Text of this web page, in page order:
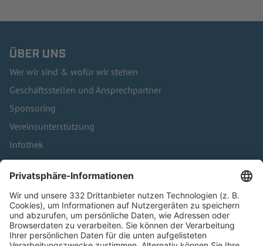
ÜBER UNS
Wer wir sind & wofür wir stehen
Geschäftsstellen und Ansprechpartner
Sponsoring
Vereinsunterstützung
Infothek
Kontakt
HÄUFIG BESUCHTE SEITEN
Pässe und Vereinswechsel
Trainerausbildung